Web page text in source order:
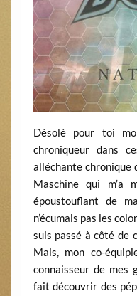
Désolé pour toi
chroniqueur dans
alléchante chronique
Maschine qui m’a
époustouflant de
n’écumais pas les
suis passé à côté de
Mais, mon co-
connaisseur de mes
fait découvrir des